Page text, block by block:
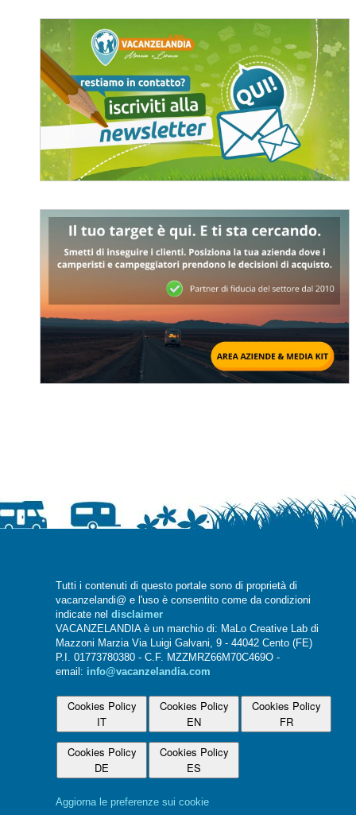
Tutti i contenuti di questo portale sono di proprietà di
vacanzelandi@ e l'uso è consentito come da condizioni
indicate nel disclaimer
VACANZELANDIA è un marchio di: MaLo Creative Lab di
Mazzoni Marzia Via Luigi Galvani, 9 - 44042 Cento (FE)
P.I. 01773780380 - C.F. MZZMRZ66M70C469O -
email: info@vacanzelandia.com
Cookies Policy
IT
Cookies Policy
EN
Cookies Policy
FR
Cookies Policy
DE
Cookies Policy
ES
Aggiorna le preferenze sui cookie